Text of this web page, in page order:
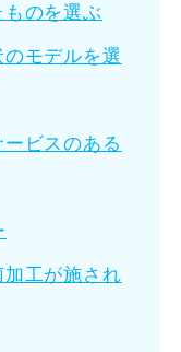
のを選ぶ
モデルを選
ビスのある
工が施され